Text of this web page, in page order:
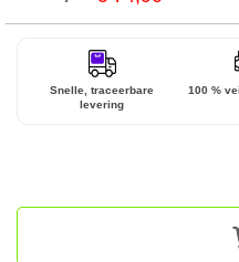
Snelle, traceerbare
levering
100 %